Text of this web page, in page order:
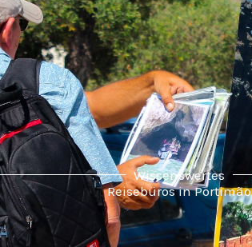
Wissenswertes
Reisebüros in Portimão